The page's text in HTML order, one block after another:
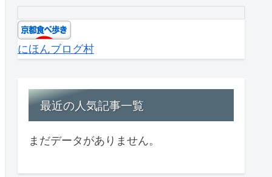
にほんブログ村
最近の人気記事一覧
まだデータがありません。